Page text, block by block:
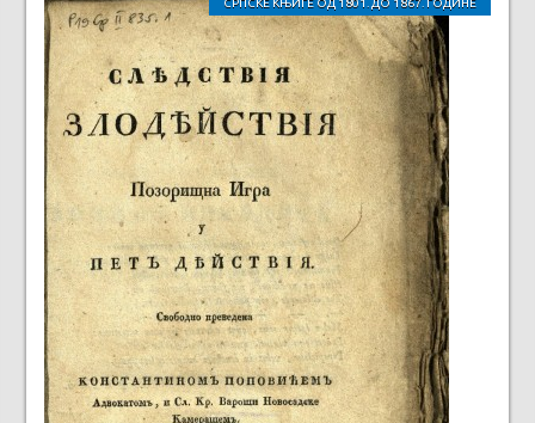
СРПСКЕ КЊИГЕ ОД 1801. ДО 1867. ГОДИНЕ